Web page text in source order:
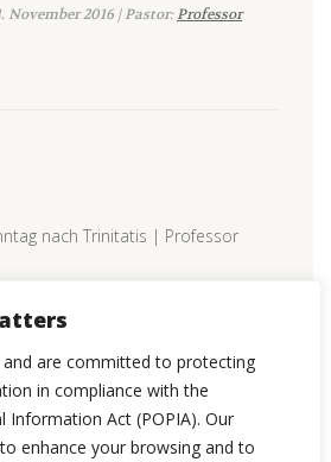
and are committed to protecting
in compliance with the
Information Act (POPIA). Our
enhance your browsing and to
2016 | Pastor:Professor
nach Trinitatis | Professor